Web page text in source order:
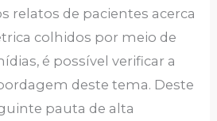
relatos de pacientes acerca
colhidos por meio de
é possível verificar a
deste tema. Deste
pauta de alta